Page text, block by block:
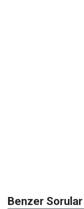
Benzer Sorular